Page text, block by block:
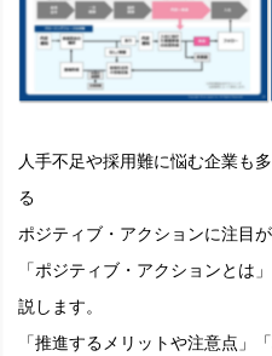
人手不足や採用難に悩む企業も
る
ポジティブ・アクションに注目
「ポジティブ・アクションとは
説します。
「推進するメリットや注意点」